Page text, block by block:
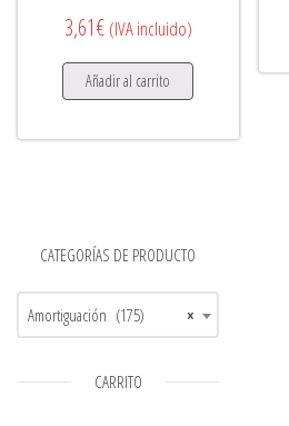
3,61€ (IVA incluido)
Añadir al carrito
CATEGORÍAS DE PRODUCTO
×
Amortiguación (175)
CARRITO